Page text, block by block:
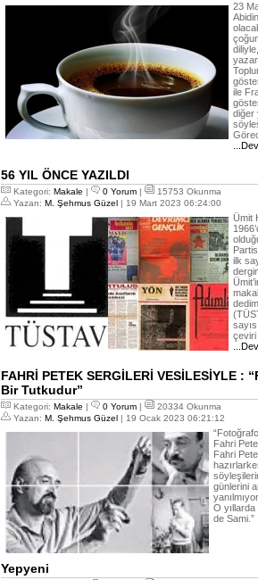
23
ile
diğer
56 YIL ÖNCE YAZILDI
Kategori: Makale | 0 Yorum |
15753 Okunma
Yazan: M. Şehmus Güzel | 19 Mart 2023 06:24:00
Ümit
ilk
çeviri
FAHRİ PETEK SERGİLERİ VESİLESİYLE :
Bir Tutkudur”
Kategori: Makale | 0 Yorum |
20334 Okunma
Yazan: M. Şehmus Güzel | 19 Ocak 2023 06:21:12
Fahri
Fahri
günlerini
O
de Sami.”
Yepyeni